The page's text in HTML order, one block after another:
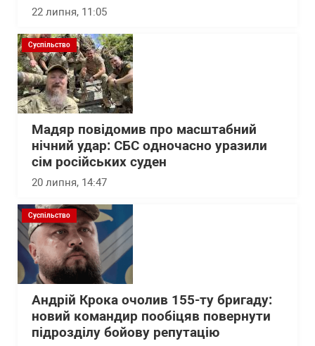
22 липня, 11:05
Суспільство
Мадяр повідомив про масштабний
нічний удар: СБС одночасно уразили
сім російських суден
20 липня, 14:47
Суспільство
Андрій Крока очолив 155-ту бригаду:
новий командир пообіцяв повернути
підрозділу бойову репутацію